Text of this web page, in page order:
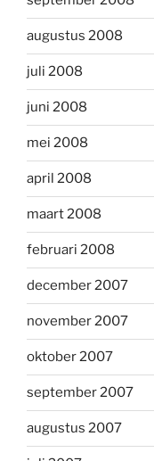
augustus 2008
juli 2008
juni 2008
mei 2008
april 2008
maart 2008
februari 2008
december 2007
november 2007
oktober 2007
september 2007
augustus 2007